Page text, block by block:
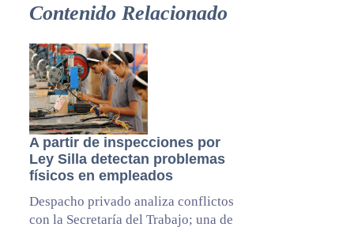
Contenido Relacionado
A partir de inspecciones por
Ley Silla detectan problemas
físicos en empleados
Despacho privado analiza conflictos
con la Secretaría del Trabajo; una de